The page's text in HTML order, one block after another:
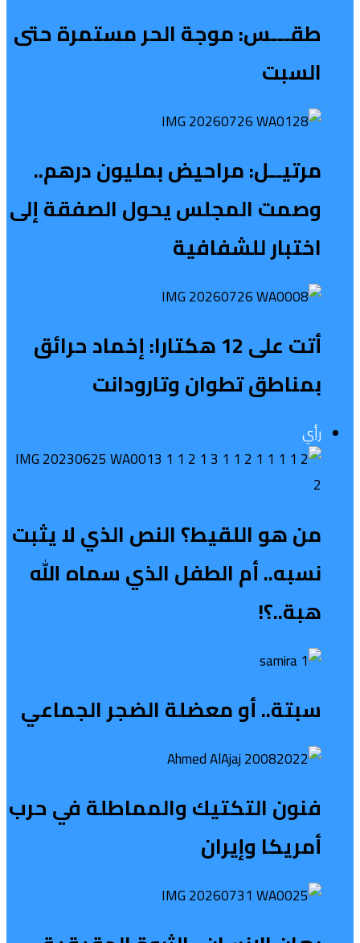
طقـــس: موجة الحر مستمرة حتى
السبت
مرتيــل: مراحيض بمليون درهم..
وصمت المجلس يحول الصفقة إلى
اختبار للشفافية
أتت على 12 هكتارا: إخماد حرائق
بمناطق تطوان وتارودانت
رأي
من هو اللقيط؟ النص الذي لا يثبت
نسبه.. أم الطفل الذي سماه الله
هبة..؟!
سبتة.. أو معضلة الضجر الجماعي
فنون التكتيك والمماطلة في حرب
أمريكا وإيران